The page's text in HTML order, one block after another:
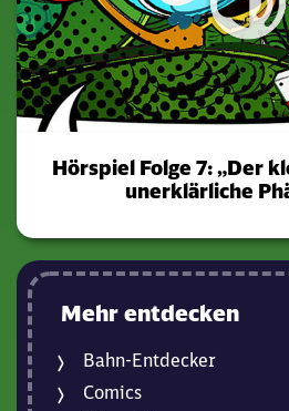
Hörspiel Folge 7: „Der
unerklärliche
Mehr entdecken
Bahn-Entdecker
Comics